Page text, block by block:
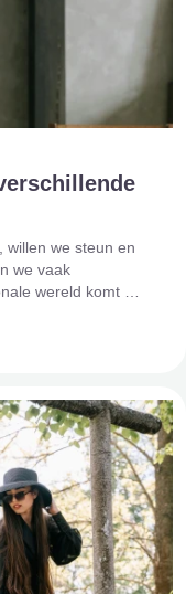
willen we steun en
we vaak
wereld komt het